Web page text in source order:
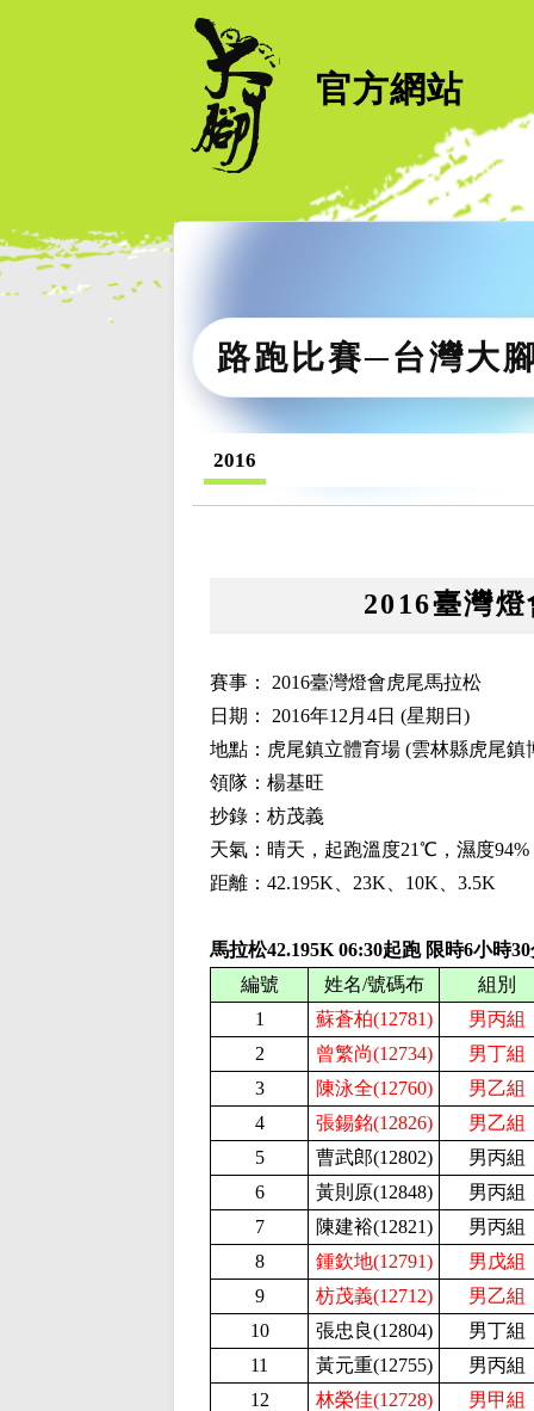
官方網站
路跑比賽─台灣大
2016
2016臺灣
賽事： 2016臺灣燈會虎尾馬拉松
日期： 2016年12 月 4日 (星期日 )
地點：虎尾鎮立體育場 (雲林縣虎尾
領隊：楊基旺
抄錄：枋茂義
天氣：晴天，起跑溫度21℃，濕度94
距離：42.195K、23K、 10K、 3.5K
馬拉松42.195K 06:30起跑 限時6小時
編號
姓名/號碼布
組別
1
蘇蒼柏(12781)
男丙組
2
曾繁尚(12734)
男丁組
3
陳泳全(12760)
男乙組
4
張錫銘(12826)
男乙組
5
曹武郎(12802)
男丙組
6
黃則原(12848)
男丙組
7
陳建裕(12821)
男丙組
8
鍾欽地(12791)
男戊組
9
枋茂義(12712)
男乙組
10
張忠良(12804)
男丁組
11
黃元重(12755)
男丙組
12
林榮佳(12728)
男甲組